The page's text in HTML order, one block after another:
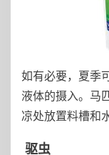
如有必要，夏季
液体的摄入。马
凉处放置料槽和
驱虫